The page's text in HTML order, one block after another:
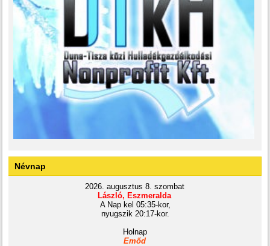
Névnap
2026. augusztus 8. szombat
László, Eszmeralda
A Nap kel 05:35-kor,
nyugszik 20:17-kor.
Holnap
Emőd